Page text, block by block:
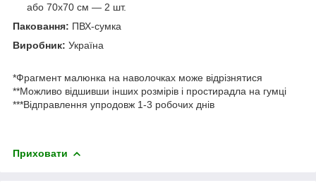
або 70х70 см — 2 шт.
Паковання: ПВХ-сумка
Виробник: Україна
*Фрагмент малюнка на наволочках може відрізнятися
**Можливо відшивши інших розмірів і простирадла на гумці
***Відправлення упродовж 1-3 робочих днів
Приховати